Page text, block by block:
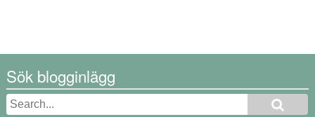
Sök blogginlägg